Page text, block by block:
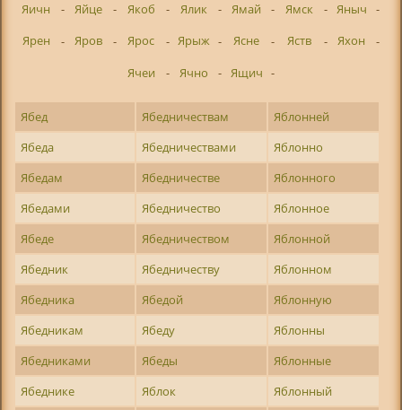
Яичн
- Яйце - Якоб - Ялик - Ямай - Ямск - Яныч
-
Ярен
- Яров - Ярос - Ярыж - Ясне - Яств - Яхон
-
Ячеи
- Ячно - Ящич -
Ябед Ябедничествам
Яблонней
Ябеда
Ябедничествами
Яблонно
Ябедам
Ябедничестве
Яблонного
Ябедами
Ябедничество
Яблонное
Ябеде
Ябедничеством
Яблонной
Ябедник
Ябедничеству
Яблонном
Ябедника
Ябедой
Яблонную
Ябедникам
Ябеду
Яблонны
Ябедниками
Ябеды
Яблонные
Ябеднике
Яблок
Яблонный